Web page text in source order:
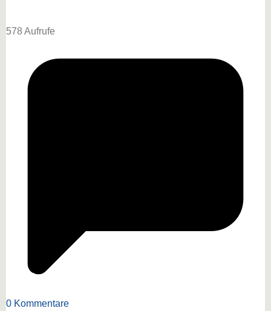
578 Aufrufe
0 Kommentare